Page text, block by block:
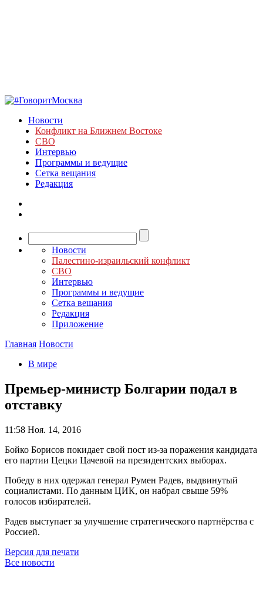
Новости
Конфликт на Ближнем Востоке
СВО
Интервью
Программы и ведущие
Сетка вещания
Редакция
Новости
Палестино-израильский конфликт
СВО
Интервью
Программы и ведущие
Сетка вещания
Редакция
Приложение
Главная Новости
В мире
Премьер-министр Болгарии подал в
отставку
11:58 Ноя. 14, 2016
Бойко Борисов покидает свой пост из-за поражения кандидата
его партии Цецки Цачевой на президентских выборах.
Победу в них одержал генерал Румен Радев, выдвинутый
социалистами. По данным ЦИК, он набрал свыше 59%
голосов избирателей.
Радев выступает за улучшение стратегического партнёрства с
Россией.
Версия для печати
Все новости